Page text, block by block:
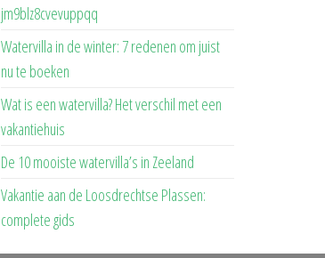
jm9blz8cvevuppqq
Watervilla in de winter: 7 redenen om juist
nu te boeken
Wat is een watervilla? Het verschil met een
vakantiehuis
De 10 mooiste watervilla’s in Zeeland
Vakantie aan de Loosdrechtse Plassen:
complete gids